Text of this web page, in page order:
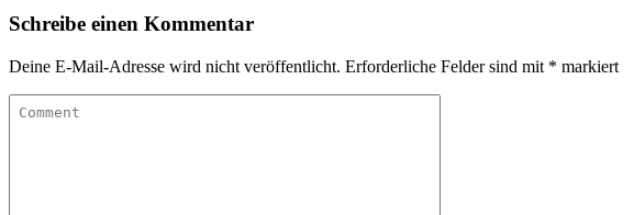
Schreibe einen Kommentar
Deine E-Mail-Adresse wird nicht veröffentlicht. Erforderliche Felder sind mit * markiert